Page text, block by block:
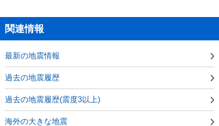
関連情報
最新の地震情報
過去の地震履歴
過去の地震履歴(震度3以上)
海外の大きな地震